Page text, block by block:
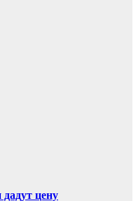
дадут цену